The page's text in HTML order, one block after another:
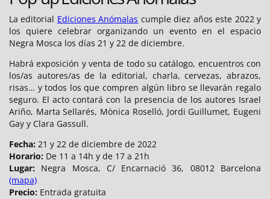
La editorial Ediciones Anómalas cumple diez años este 2022 y
los quiere celebrar organizando un evento en el espacio
Negra Mosca los días 21 y 22 de diciembre.
Habrá exposición y venta de todo su catálogo, encuentros con
los/as autores/as de la editorial, charla, cervezas, abrazos,
risas… y todos los que compren algún libro se llevarán regalo
seguro. El acto contará con la presencia de los autores Israel
Ariño, Marta Sellarés, Mònica Roselló, Jordi Guillumet, Eugeni
Gay y Clara Gassull.
Fecha: 21 y 22 de diciembre de 2022
Horario: De 11 a 14h y de 17 a 21h
Lugar: Negra Mosca, C/ Encarnació 36, 08012 Barcelona
(mapa)
Precio: Entrada gratuita